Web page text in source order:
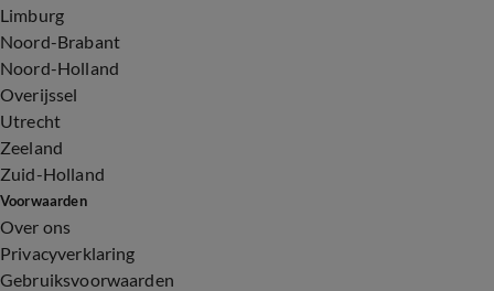
Limburg
Noord-Brabant
Noord-Holland
Overijssel
Utrecht
Zeeland
Zuid-Holland
Voorwaarden
Over ons
Privacyverklaring
Gebruiksvoorwaarden